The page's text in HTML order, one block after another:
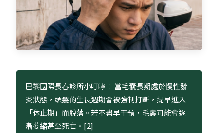
巴黎國際長春診所小叮嚀： 當毛囊長期處於慢性發
炎狀態，頭髮的生長週期會被強制打斷，提早進入
「休止期」而脫落。若不盡早干預，毛囊可能會逐
漸萎縮甚至死亡。[2]